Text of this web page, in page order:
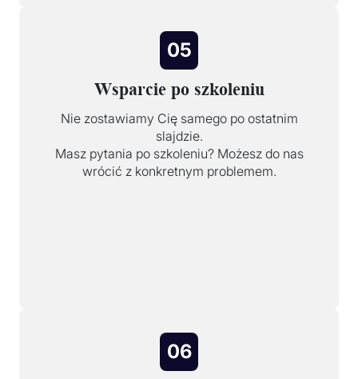
05
Wsparcie po szkoleniu
Nie zostawiamy Cię samego po ostatnim
slajdzie.
Masz pytania po szkoleniu? Możesz do nas
wrócić z konkretnym problemem.
06